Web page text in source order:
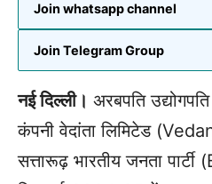
Join whatsapp channel
Join Telegram Group
नई दिल्ली। अरबपति
कंपनी वेदांता लिमिटेड
सत्तारूढ़ भारतीय जनता पार्टी